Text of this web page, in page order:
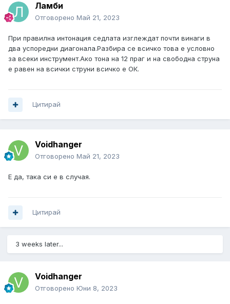
Ламби
Отговорено Май 21, 2023
При правилна интонация седлата изглеждат почти винаги в
два успоредни диагонала.Разбира се всичко това е условно
за всеки инструмент.Ако тона на 12 праг и на свободна струна
е равен на всички струни всичко е ОК.
Цитирай
Voidhanger
Отговорено Май 21, 2023
Е да, така си е в случая.
Цитирай
3 weeks later...
Voidhanger
Отговорено Юни 8, 2023